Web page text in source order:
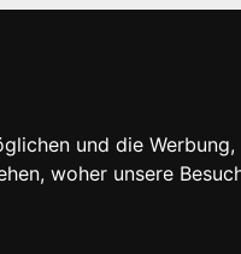
und die Werbung,
woher unsere